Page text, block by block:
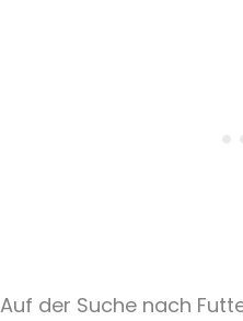
Auf der Suche nach